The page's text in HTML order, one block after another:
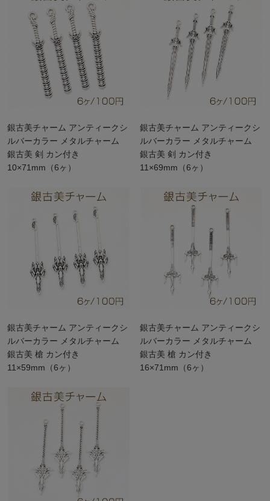
銀古美チャーム アンティークシ
ルバーカラー メタルチャーム
銀古美 剣 カン付き
10×71mm（6ヶ）
銀古美チャーム アンティークシ
ルバーカラー メタルチャーム
銀古美 剣 カン付き
11×69mm（6ヶ）
銀古美チャーム アンティークシ
ルバーカラー メタルチャーム
銀古美 槍 カン付き
11×59mm（6ヶ）
銀古美チャーム アンティークシ
ルバーカラー メタルチャーム
銀古美 槍 カン付き
16×71mm（6ヶ）